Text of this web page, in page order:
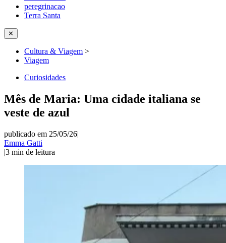
peregrinacao
Terra Santa
✕
Cultura & Viagem >
Viagem
Curiosidades
Mês de Maria: Uma cidade italiana se
veste de azul
publicado em 25/05/26|
Emma Gatti
|3 min de leitura